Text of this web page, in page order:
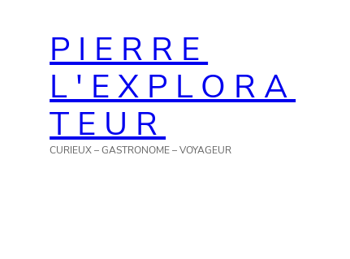
contenuPIERRE
L'EXPLORA
TEUR
CURIEUX – GASTRONOME – VOYAGEUR